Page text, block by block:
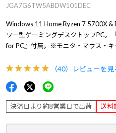
JGA7G6TW5ABDW101DEC
Windows 11 Home Ryzen 7 5700X
ワー型ゲーミングデスクトップPC。
for PC』付属。※モニタ・マウス・キ
（40） レビューを見
決済日より約8営業日で出荷 送料